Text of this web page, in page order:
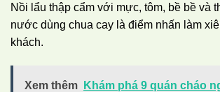
Nồi lẩu thập cẩm với mực, tôm, bề bề và
nước dùng chua cay là điểm nhấn làm
khách.
Xem thêm
Khám phá 9 quán cháo